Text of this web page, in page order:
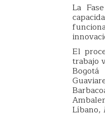
La
El
trabajo
Líbano,